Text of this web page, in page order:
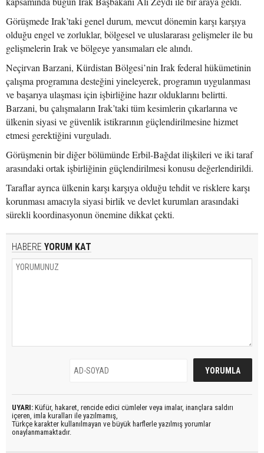
Görüşmede Irak’taki genel durum, mevcut dönemin karşı karşıya
olduğu engel ve zorluklar, bölgesel ve uluslararası gelişmeler ile bu
gelişmelerin Irak ve bölgeye yansımaları ele alındı.
Neçirvan Barzani, Kürdistan Bölgesi’nin Irak federal hükümetinin
çalışma programına desteğini yineleyerek, programın uygulanması
ve başarıya ulaşması için işbirliğine hazır olduklarını belirtti.
Barzani, bu çalışmaların Irak’taki tüm kesimlerin çıkarlarına ve
ülkenin siyasi ve güvenlik istikrarının güçlendirilmesine hizmet
etmesi gerektiğini vurguladı.
Görüşmenin bir diğer bölümünde Erbil-Bağdat ilişkileri ve iki taraf
arasındaki ortak işbirliğinin güçlendirilmesi konusu değerlendirildi.
Taraflar ayrıca ülkenin karşı karşıya olduğu tehdit ve risklere karşı
korunması amacıyla siyasi birlik ve devlet kurumları arasındaki
sürekli koordinasyonun önemine dikkat çekti.
HABERE YORUM KAT
UYARI: Küfür, hakaret, rencide edici cümleler veya imalar, inançlara saldırı
içeren, imla kuralları ile yazılmamış,
Türkçe karakter kullanılmayan ve büyük harflerle yazılmış yorumlar
onaylanmamaktadır.